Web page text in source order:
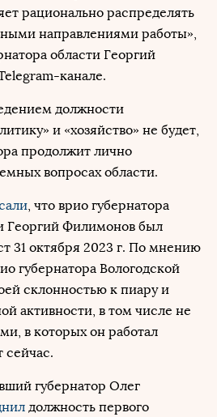
рационально распределять
направлениями работы»,
области Георгий
канале.
должности
и «хозяйство» не будет,
продолжит лично
вопросах области.
, что врио губернатора
Георгий Филимонов был
31 октября 2023 г. По мнению
губернатора Вологодской
склонностью к пиару и
активности, в том числе не
в которых он работал
сейчас.
губернатор Олег
должность первого